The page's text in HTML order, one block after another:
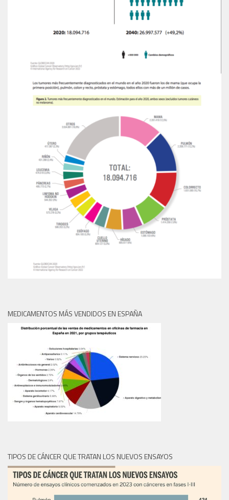
MEDICAMENTOS MÁS VENDIDOS EN ESPAÑA
TIPOS DE CÁNCER QUE TRATAN LOS NUEVOS ENSAYOS